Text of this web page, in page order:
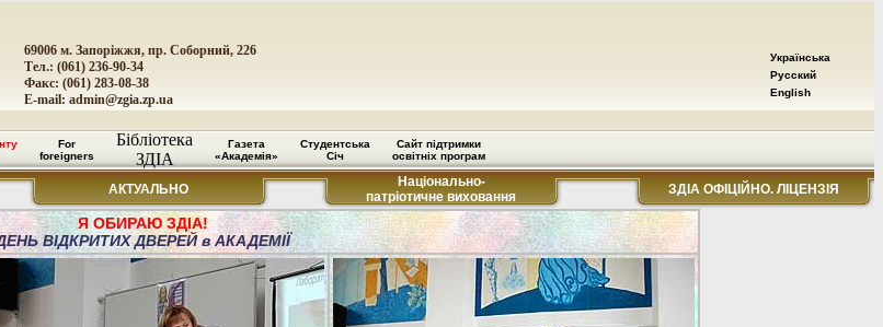
69006 м. Запоріжжя, пр. Соборний, 226
Тел.: (061) 236-90-34
Факс: (061) 283-08-38
E-mail: admin@zgia.zp.ua
Українська
Русский
English
For
foreigners
Бібліотека
ЗДІА
Газета
«Академія»
Студентська
Січ
Сайт підтримки
освітніх програм
АКТУАЛЬНО
Національно-
патріотичне виховання
ЗДІА ОФІЦІЙНО. ЛІЦЕНЗІЯ
Я ОБИРАЮ ЗДІА!
ВІДКРИТИХ ДВЕРЕЙ в АКАДЕМІЇ